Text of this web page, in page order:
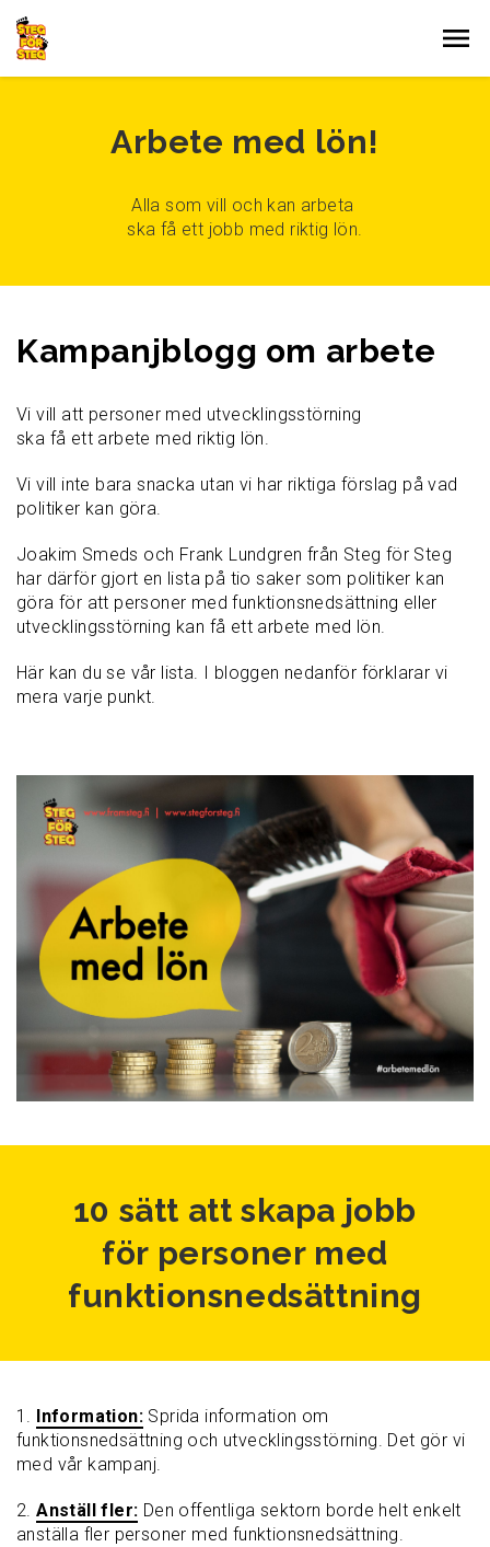
Gå till innehållet
Arbete med lön!
Alla som vill och kan arbeta
ska få ett jobb med riktig lön.
Kampanjblogg om arbete
Vi vill att personer med utvecklingsstörning
ska få ett arbete med riktig lön.
Vi vill inte bara snacka utan vi har riktiga förslag på vad
politiker kan göra.
Joakim Smeds och Frank Lundgren från Steg för Steg
har därför gjort en lista på tio saker som politiker kan
göra för att personer med funktionsnedsättning eller
utvecklingsstörning kan få ett arbete med lön.
Här kan du se vår lista. I bloggen nedanför förklarar vi
mera varje punkt.
10 sätt att skapa jobb
för personer med
funktionsnedsättning
1. Information: Sprida information om
funktionsnedsättning och utvecklingsstörning. Det gör vi
med vår kampanj.
2.Anställ fler: Den offentliga sektorn borde helt enkelt
anställa fler personer med funktionsnedsättning.